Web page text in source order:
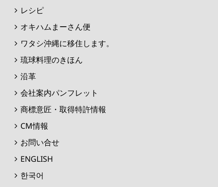
レシピ
オキハムまーさん便
ワタシ沖縄に移住します。
琉球料理のきほん
沿革
会社案内パンフレット
商標意匠・取得特許情報
CM情報
お問い合せ
ENGLISH
한국어